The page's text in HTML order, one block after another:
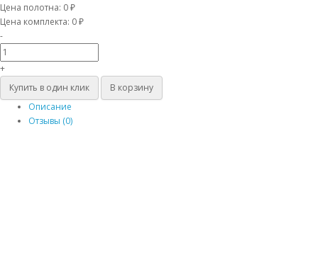
Цена полотна: 0 ₽
Цена комплекта: 0 ₽
-
+
Купить в один клик
В корзину
Описание
Отзывы (0)